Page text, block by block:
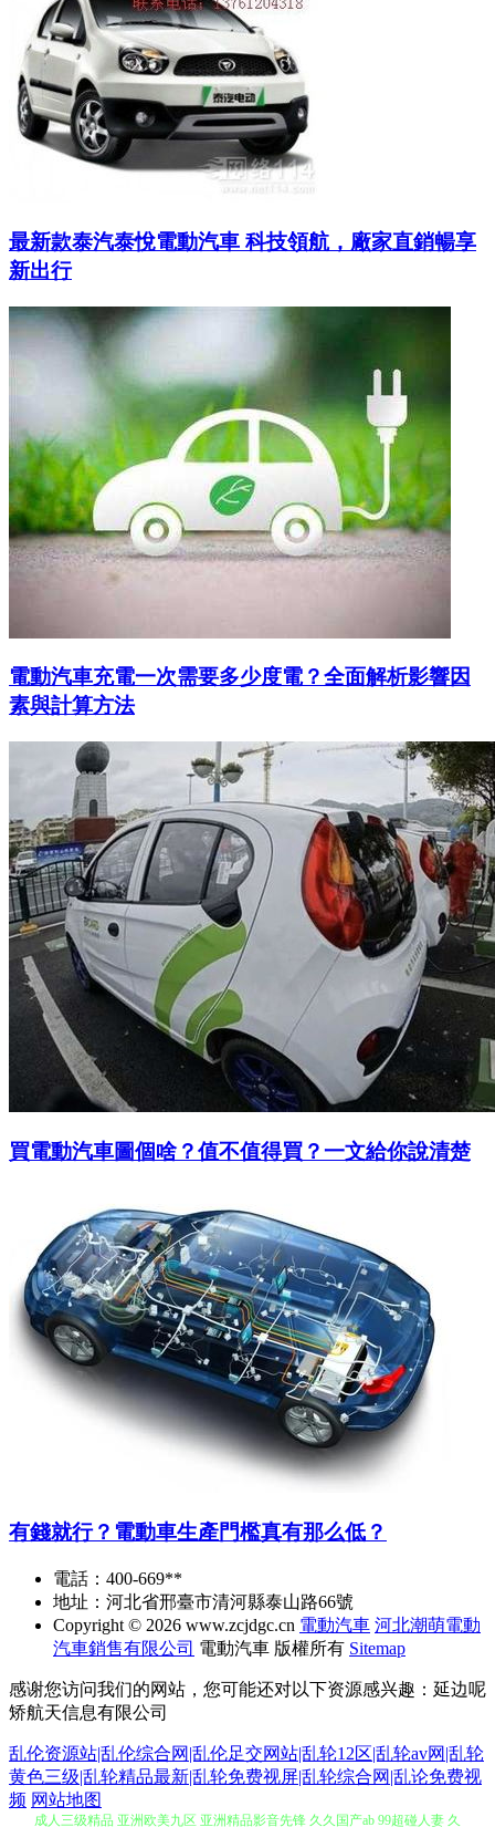
最新款泰汽泰悅電動汽車 科技領航，廠家直銷暢享
新出行
電動汽車充電一次需要多少度電？全面解析影響因
素與計算方法
買電動汽車圖個啥？值不值得買？一文給你說清楚
有錢就行？電動車生產門檻真有那么低？
電話：400-669**
地址：河北省邢臺市清河縣泰山路66號
Copyright © 2026 www.zcjdgc.cn 電動汽車 河北潮萌電動
汽車銷售有限公司 電動汽車 版權所有 Sitemap
感谢您访问我们的网站，您可能还对以下资源感兴趣：延边呢
矫航天信息有限公司
乱伦资源站|乱伦综合网|乱伦足交网站|乱轮12区|乱轮av网|乱轮
黄色三级|乱轮精品最新|乱轮免费视屏|乱轮综合网|乱论免费视
频 网站地图
成人三级精品 亚洲欧美九区 亚洲精品影音先锋 久久国产ab 99超碰人妻 久